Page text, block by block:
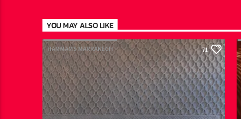
YOU MAY ALSO LIKE
HAMMAMS MARRAKECH 71